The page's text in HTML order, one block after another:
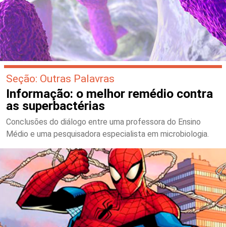
Seção: Outras Palavras
Informação: o melhor remédio contra
as superbactérias
Conclusões do diálogo entre uma professora do Ensino
Médio e uma pesquisadora especialista em microbiologia.